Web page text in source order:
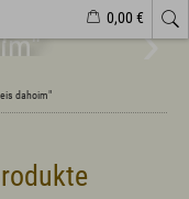
0,00 €
Markt Wertach
dahoim"